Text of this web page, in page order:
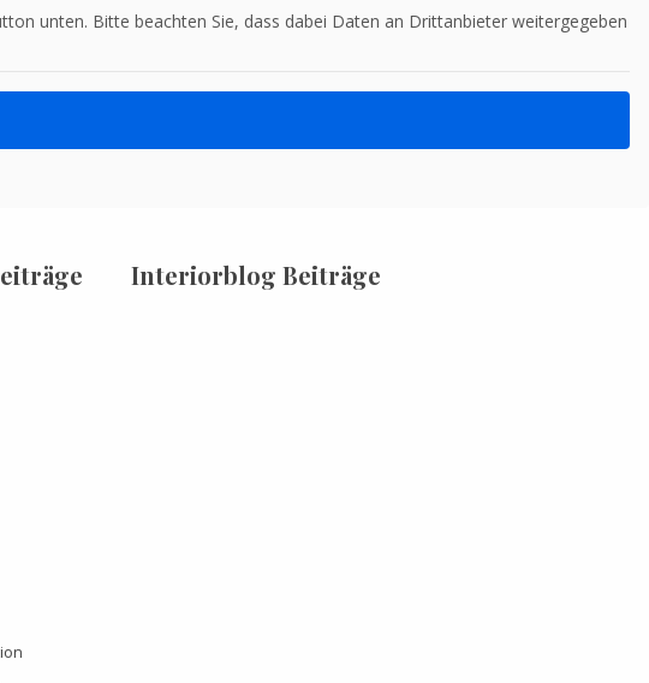
unten. Bitte beachten Sie, dass dabei Daten an Drittanbieter weitergegeben
Interiorblog Beiträge